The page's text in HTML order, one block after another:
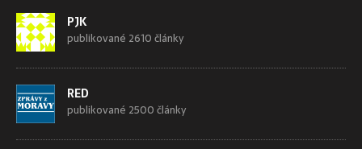
PJK
publikované 2610 články
RED
publikované 2500 články